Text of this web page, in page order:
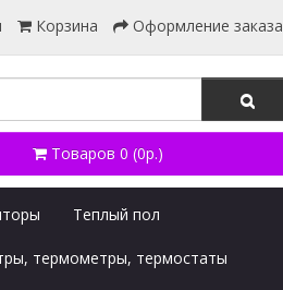
Корзина Оформление заказа
Товаров 0 (0р.)
Теплый пол
термометры, термостаты